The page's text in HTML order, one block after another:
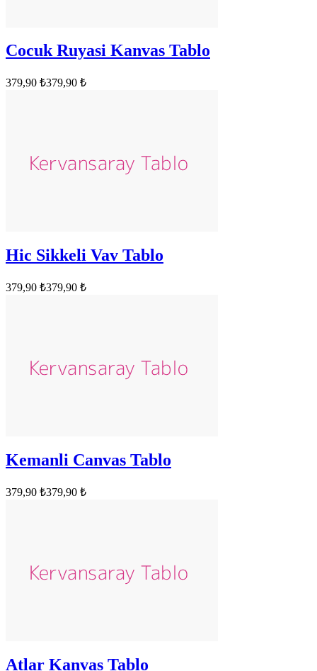
Cocuk Ruyasi Kanvas Tablo
379,90 ₺379,90 ₺
Hic Sikkeli Vav Tablo
379,90 ₺379,90 ₺
Kemanli Canvas Tablo
379,90 ₺379,90 ₺
Atlar Kanvas Tablo